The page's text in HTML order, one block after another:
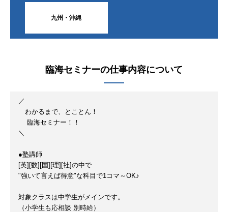
九州・沖縄
臨海セミナーの仕事内容について
／
わかるまで、とことん！
臨海セミナー！！
＼
●塾講師
[英][数][国][理][社]の中で
"強いて言えば得意"な科目で1コマ～OK♪
対象クラスは中学生がメインです。
（小学生も応相談 別時給）